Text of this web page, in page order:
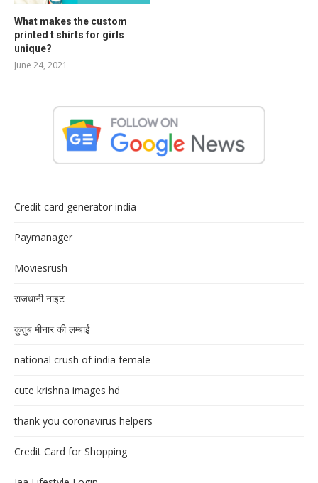
What makes the custom
printed t shirts for girls
unique?
June 24, 2021
Credit card generator india
Paymanager
Moviesrush
राजधानी नाइट
क़ुतुब मीनार की लम्बाई
national crush of india female
cute krishna images hd
thank you coronavirus helpers
Credit Card for Shopping